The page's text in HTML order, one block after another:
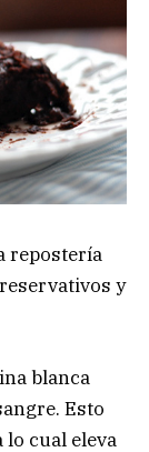
repostería
y
blanca
Esto
cual eleva